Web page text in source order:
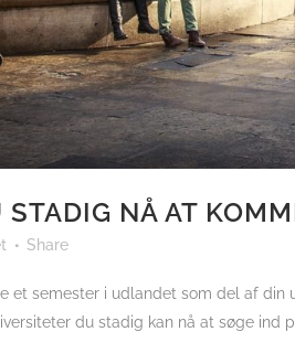
STADIG NÅ AT
Share
semester i udlandet som del af
du stadig kan nå at søge ind